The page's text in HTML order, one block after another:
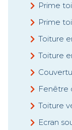
Prime
Prime
Toiture
Toiture
Fenêtre
Toiture
Ecran